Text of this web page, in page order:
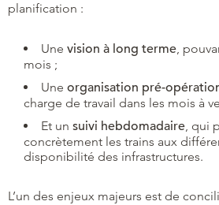
planification :
Une vision à long terme,
mois ;
Une organisation pré-
charge de travail dans les mois à
Et un suivi hebdomadaire, qui
concrètement les trains aux
disponibilité des infrastructures.
L’un des enjeux majeurs est de